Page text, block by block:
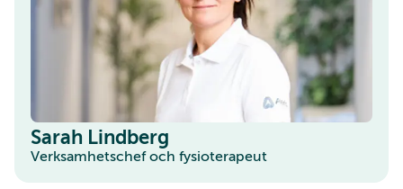
Sarah Lindberg
Verksamhetschef och fysioterapeut